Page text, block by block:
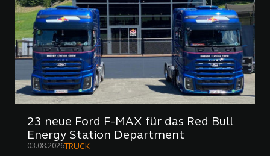
23 neue Ford F-MAX für das Red Bull
Energy Station Department
03.08.2026TRUCK